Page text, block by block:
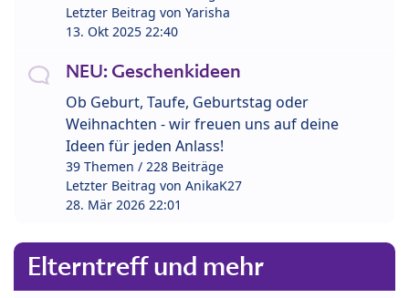
Letzter Beitrag von Yarisha
13. Okt 2025 22:40
NEU: Geschenkideen
Ob Geburt, Taufe, Geburtstag oder
Weihnachten - wir freuen uns auf deine
Ideen für jeden Anlass!
39 Themen / 228 Beiträge
Letzter Beitrag von AnikaK27
28. Mär 2026 22:01
Elterntreff und mehr